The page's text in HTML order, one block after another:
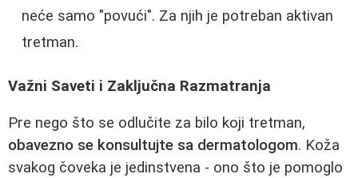
neće samo "povući". Za njih je potreban aktivan
tretman.
Važni Saveti i Zaključna Razmatranja
Pre nego što se odlučite za bilo koji tretman,
obavezno se konsultujte sa dermatologom. Koža
svakog čoveka je jedinstvena - ono što je pomoglo